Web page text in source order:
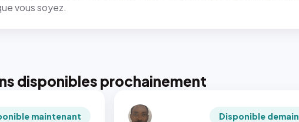
vous soyez.
disponibles prochainement
maintenant Disponible demain